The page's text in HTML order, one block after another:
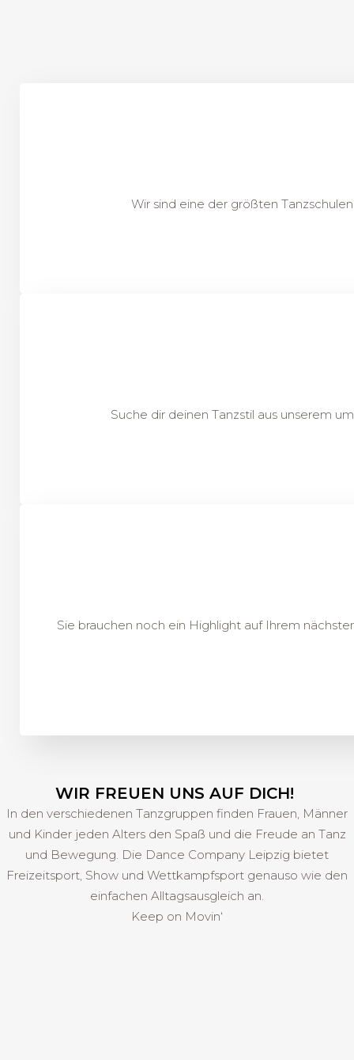
Wir sind eine der größten
Suche dir deinen Tanzstil aus unserem
Sie brauchen noch ein Highlight auf Ihrem
WIR FREUEN UNS AUF DICH!
In den verschiedenen Tanzgruppen finden Frauen, Männer
und Kinder jeden Alters den Spaß und die Freude an Tanz
und Bewegung. Die Dance Company Leipzig bietet
Freizeitsport, Show und Wettkampfsport genauso wie den
einfachen Alltagsausgleich an.
Keep on Movin‘